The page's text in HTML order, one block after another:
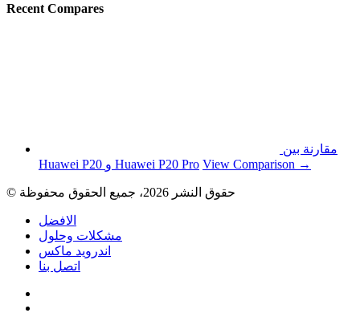
Recent Compares
مقارنة بين
Huawei P20 و Huawei P20 Pro View Comparison →
الافضل
مشكلات وحلول
اندرويد ماكس
اتصل بنا